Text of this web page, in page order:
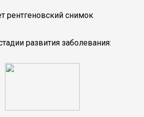
развития заболевания: